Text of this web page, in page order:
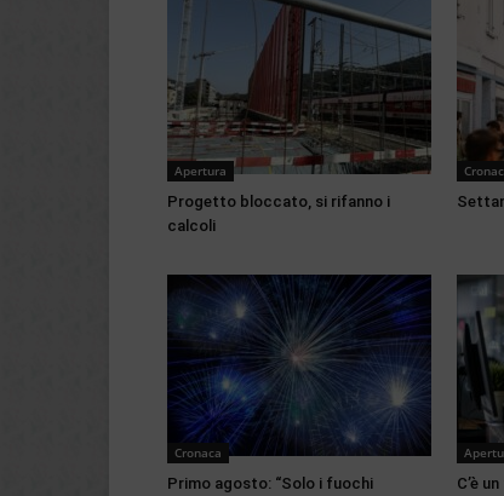
Apertura
Progetto bloccato, si rifanno i
calcoli
Cronaca
Primo agosto: “Solo i fuochi
C’è